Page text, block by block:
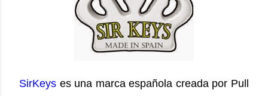
SirKeys es una marca española creada por Pull